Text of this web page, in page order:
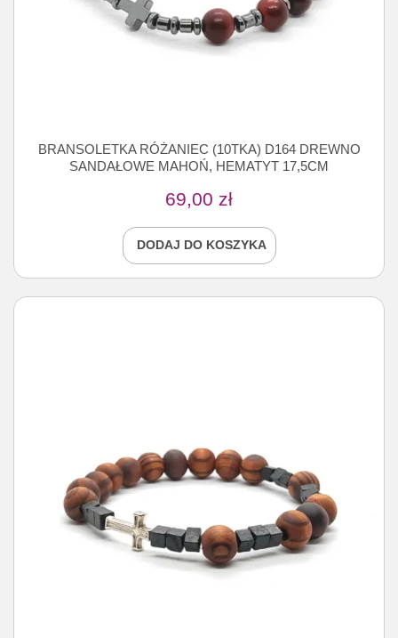
BRANSOLETKA RÓŻANIEC (10TKA) D164 DREWNO
SANDAŁOWE MAHOŃ, HEMATYT 17,5CM
69,00 zł
DODAJ DO KOSZYKA